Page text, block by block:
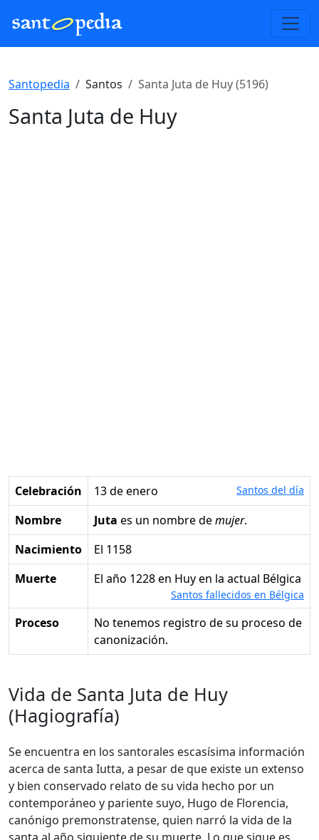
Santopedia Santos Santa Juta de Huy (5196)
Santa Juta de Huy
Celebración 13 de enero Santos del día
Nombre Juta es un nombre demujer.
Nacimiento
el 1158
Muerte
el año 1228 en Huy en la actual Bélgica
Santos fallecidos en Bélgica
Proceso
No tenemos registro de su proceso de
canonización.
Vida de Santa Juta de Huy
(Hagiografía)
Se encuentra en los santorales escasísima información
acerca de santa Iutta, a pesar de que existe un extenso
y bien conservado relato de su vida hecho por un
contemporáneo y pariente suyo, Hugo de Florencia,
canónigo premonstratense, quien narró la vida de la